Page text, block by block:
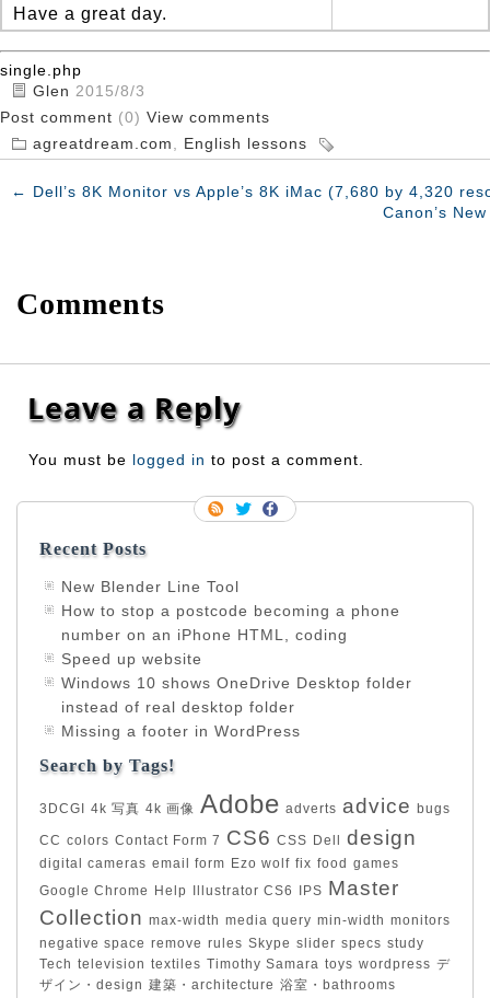
Have a great day.
single.php
Glen 2015/8/3
Post comment (0) View comments
agreatdream.com
English lessons
← Dell’s 8K Monitor vs Apple’s 8K iMac (7,680 by 4,320
Canon’s
Comments
Leave a Reply
You must be logged in to post a comment.
Recent Posts
New Blender Line Tool
How to stop a postcode becoming a phone
number on an iPhone HTML, coding
Speed up website
Windows 10 shows OneDrive Desktop folder
instead of real desktop folder
Missing a footer in WordPress
Search by Tags!
3DCGI 4k 写真 4k 画像 Adobe adverts advice bugs
CC colors Contact Form 7 CS6 CSS Dell design
digital cameras email form Ezo wolf fix food games
Google Chrome
Help Illustrator CS6 IPS Master
Collection max-width media query min-width monitors
negative space remove rules Skype slider specs study
Tech television textiles Timothy Samara toys wordpress デ
ザイン・design 建築・architecture 浴室・bathrooms